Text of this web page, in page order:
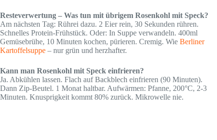
Resteverwertung – Was tun mit übrigem Rosenkohl mit Speck?
Am nächsten Tag: Rührei dazu. 2 Eier rein, 30 Sekunden rühren.
Schnelles Protein-Frühstück. Oder: In Suppe verwandeln. 400ml
Gemüsebrühe, 10 Minuten kochen, pürieren. Cremig. Wie Berliner
Kartoffelsuppe – nur grün und herzhafter.
Kann man Rosenkohl mit Speck einfrieren?
Ja. Abkühlen lassen. Flach auf Backblech einfrieren (90 Minuten).
Dann Zip-Beutel. 1 Monat haltbar. Aufwärmen: Pfanne, 200°C, 2-3
Minuten. Knusprigkeit kommt 80% zurück. Mikrowelle nie.